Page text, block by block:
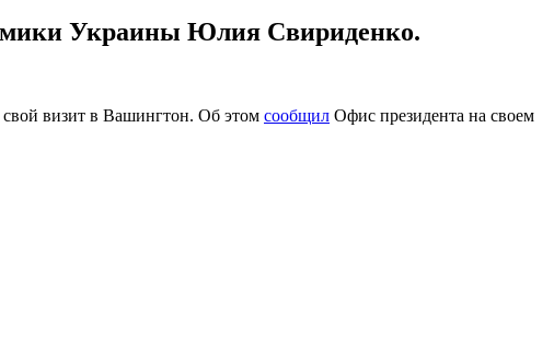
Украины Юлия Свириденко.
визит в Вашингтон. Об этом сообщил Офис президента на своем